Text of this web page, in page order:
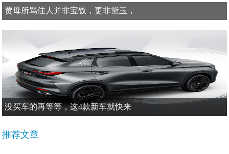
贾母所骂佳人并非宝钗，更非黛玉，
没买车的再等等，这4款新车就快来
推荐文章